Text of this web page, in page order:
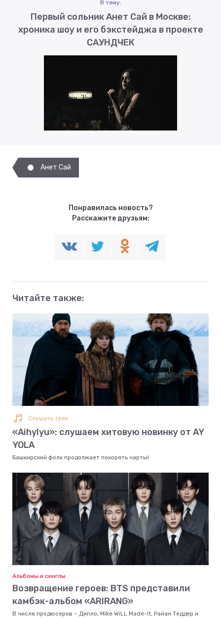
В тему:
Первый сольник Анет Сай в Москве:
хроника шоу и его бэкстейджа в проекте
САУНДЧЕК
Анет Сай
Понравилась новость?
Расскажите друзьям:
Читайте также:
Слушать трек
«Aihylyu»: слушаем хитовую новинку от AY
YOLA
Башкирский фолк продолжает покорять чарты!
Альбомы и синглы
Возвращение героев: BTS представили
камбэк-альбом «ARIRANG»
В числе продюсеров – Дипло, Mike WiLL Made-It, Райан Теддер и